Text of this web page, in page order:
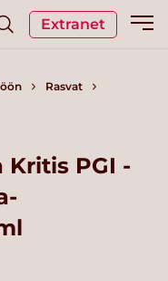
Extranet
Rasvat
Kritis PGI -